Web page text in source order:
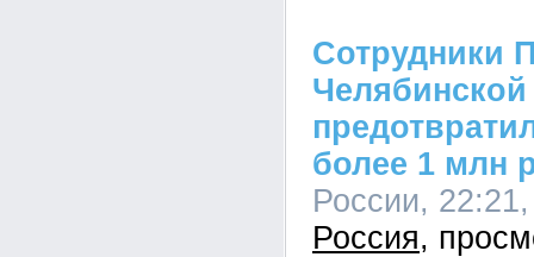
Сотрудники
Челябинской
более 1 млн
России,
Россия